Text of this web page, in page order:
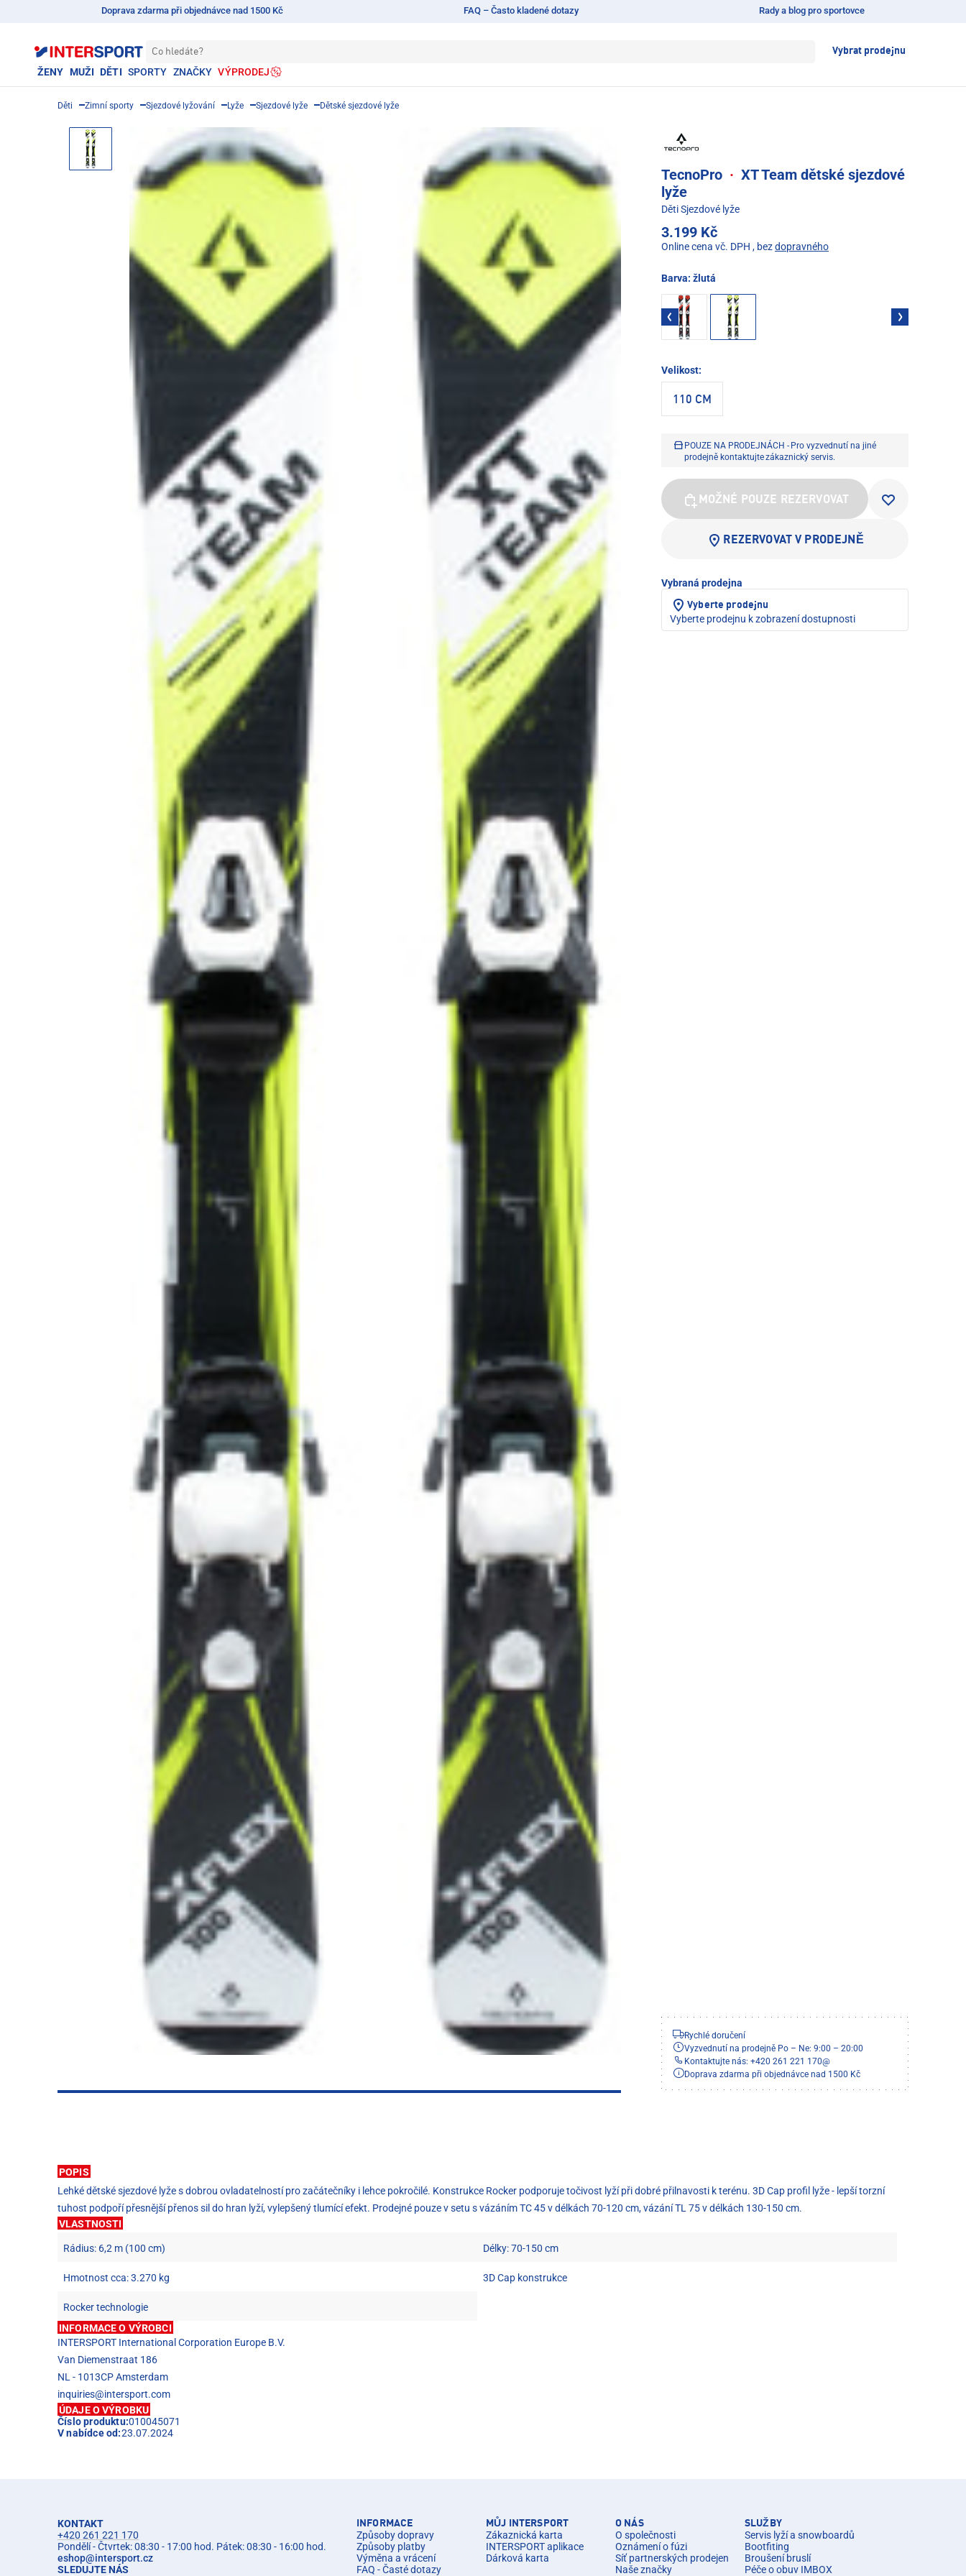
Doprava zdarma při objednávce nad 1500 Kč FAQ – Často kladené dotazy Rady a blog pro sportovce
Co hledáte? Vybrat prodejnu
ŽENY MUŽI DĚTI SPORTY ZNAČKY VÝPRODEJ
Děti Zimní sporty Sjezdové lyžování Lyže Sjezdové lyže Dětské sjezdové lyže
TecnoPro · XT Team dětské sjezdové
lyže
Děti Sjezdové lyže
3.199 Kč
Online cena vč. DPH , bezdopravného
Barva: žlutá
Velikost:
110 CM
POUZE NA PRODEJNÁCH - Pro vyzvednutí na jiné
prodejně kontaktujte zákaznický servis.
MOŽNÉ POUZE REZERVOVAT
REZERVOVAT V PRODEJNĚ
Vybraná prodejna
Vyberte prodejnu
Vyberte prodejnu k zobrazení dostupnosti
Rychlé doručení
Vyzvednutí na prodejně Po – Ne: 9:00 – 20:00
Kontaktujte nás: +420 261 221 170@
Doprava zdarma při objednávce nad 1500 Kč
POPIS
Lehké dětské sjezdové lyže s dobrou ovladatelností pro začátečníky i lehce pokročilé. Konstrukce Rocker podporuje točivost lyží při dobré přilnavosti k terénu. 3D Cap profil lyže - lepší torzní
tuhost podpoří přesnější přenos sil do hran lyží, vylepšený tlumící efekt. Prodejné pouze v setu s vázáním TC 45 v délkách 70-120 cm, vázání TL 75 v délkách 130-150 cm.
VLASTNOSTI
Rádius: 6,2 m (100 cm) Délky: 70-150 cm
Hmotnost cca: 3.270 kg 3D Cap konstrukce
Rocker technologie
INFORMACE O VÝROBCI
INTERSPORT International Corporation Europe B.V.
Van Diemenstraat 186
NL - 1013CP Amsterdam
inquiries@intersport.com
ÚDAJE O VÝROBKU
Číslo produktu:010045071
V nabídce od:23.07.2024
KONTAKT
+420 261 221 170
Pondělí - Čtvrtek: 08:30 - 17:00 hod. Pátek: 08:30 - 16:00 hod.
eshop@intersport.cz
SLEDUJTE NÁS
INFORMACE
Způsoby dopravy
Způsoby platby
Výměna a vrácení
FAQ - Časté dotazy
MŮJ INTERSPORT
Zákaznická karta
INTERSPORT aplikace
Dárková karta
O NÁS
O společnosti
Oznámení o fúzi
Síť partnerských prodejen
Naše značky
SLUŽBY
Servis lyží a snowboardů
Bootfiting
Broušení bruslí
Péče o obuv IMBOX